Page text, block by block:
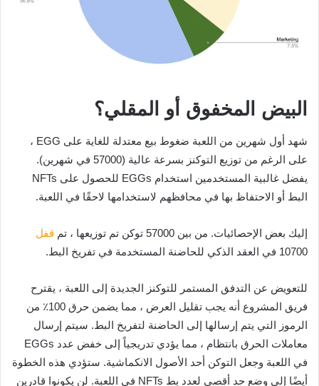
البيض المخفوق أو المقلي؟
شهد أول شهرين من اللعبة ضغوط بيع معتدلة للغاية على EGG ،
على الرغم من توزيع التوكنز بسرعة عالية (57000 في شهرين).
يفضل غالبية المستخدمين استخدام EGGs للحصول على NFTs
البط أو الاحتفاظ بها في محافظهم لاستخدامها لاحقًا في اللعبة.
إليك بعض الإحصائيات. من بين 57000 توكن تم توزيعها ، تم
قفل
10700 في العقد الذكي للحاضنة المستخدمة في تفريخ البط.
للتعويض عن التدفق المستمر للتوكنز الجديدة إلى اللعبة ، يقترح
فريق المشروع أنه يجب تقليل العرض ، مما يضمن حرق 100٪ من
الرموز التي يتم إرسالها إلى الحاضنة لتفريخ البط. سيتم إرسال
معاملات الحرق بانتظام ، مما يؤدي تدريجياً إلى خفض عدد EGGs
في اللعبة وجعل التوكن أحد الأصول الانكماشية. ستؤدي هذه الخطوة
أيضًا إلى وضع حد أقصى لعدد بط NFTs في اللعبة. لن يكونوا قادرين